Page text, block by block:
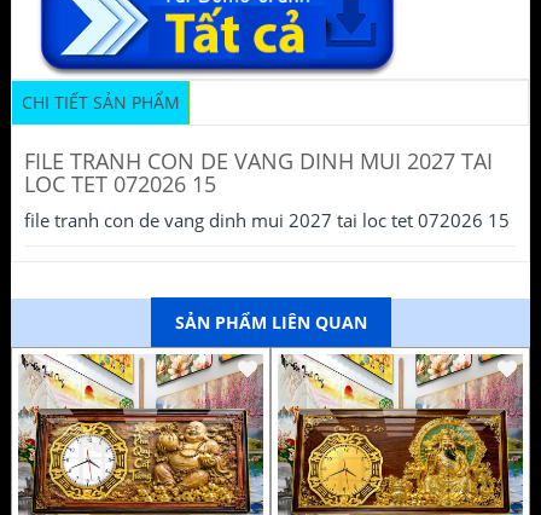
CHI TIẾT SẢN PHẨM
FILE TRANH CON DE VANG DINH MUI 2027 TAI
LOC TET 072026 15
file tranh con de vang dinh mui 2027 tai loc tet 072026 15
SẢN PHẨM LIÊN QUAN